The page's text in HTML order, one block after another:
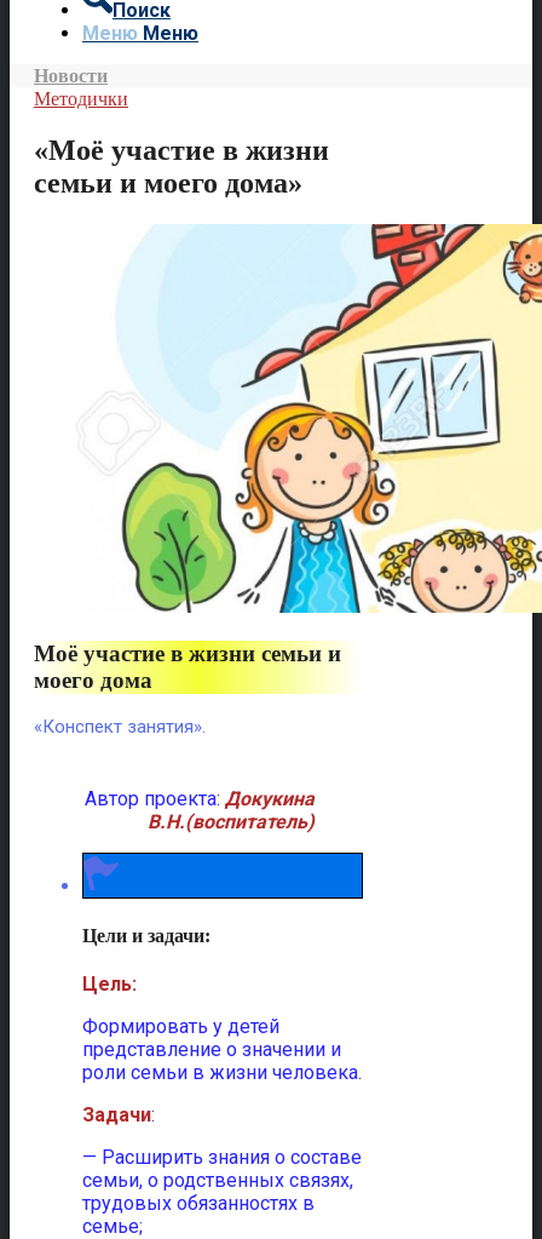
Поиск
Меню Меню
Новости
Методички
«Моё участие в жизни
семьи и моего дома»
Моё участие в жизни семьи и
моего дома
«Конспект занятия».
Автор проекта: Докукина
В.Н.(воспитатель)
Цели и задачи:
Цель:
Формировать у детей
представление о значении и
роли семьи в жизни человека.
Задачи:
— Расширить знания о составе
семьи, о родственных связях,
трудовых обязанностях в
семье;